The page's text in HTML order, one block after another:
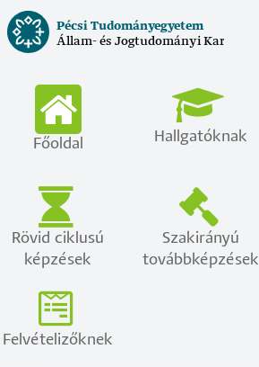
Ugrás
a
tartalomra
Pécsi Tudományegyetem
Állam- és Jogtudományi Kar
Főoldal Hallgatóknak
Rövid ciklusú
képzések
Szakirányú
továbbképzések
Felvételizőknek